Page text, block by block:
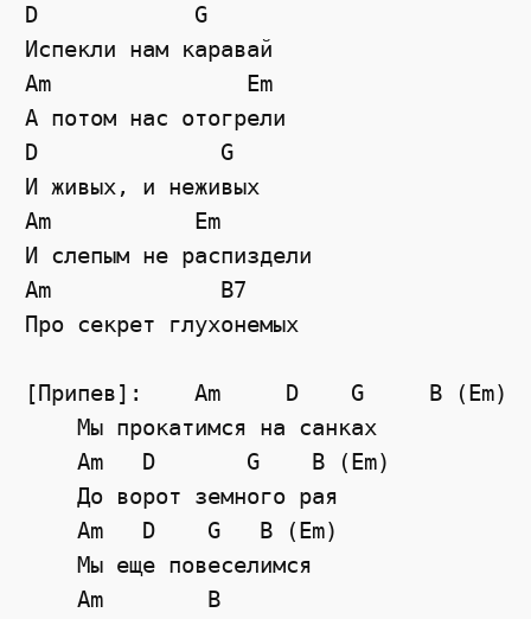
D
G
Испекли нам каравай
Am
Em
А потом нас отогрели
D
G
И живых, и неживых
Am
Em
И слепым не распиздели
Am
B7
Про секрет глухонемых
[Припев]:    Am     D    G     B (Em)
    Мы прокатимся на санках
    Am   D       G    B (Em)
    До ворот земного рая
    Am   D    G   B (Em)
    Мы еще повеселимся
Am
B